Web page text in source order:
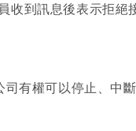
到訊息後表示拒絕
有權可以停止、中斷